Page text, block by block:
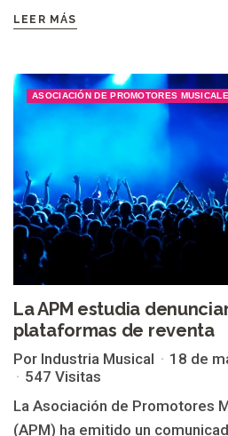
LEER MÁS
ASOCIACIÓN DE PROMOTORES
La APM estudia
plataformas de reventa
Por Industria Musical
18 de
547 Visitas
La Asociación de Promotores
(APM) ha emitido un